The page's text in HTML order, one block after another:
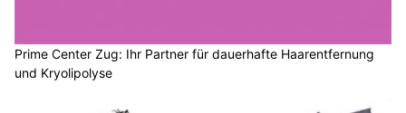
Prime Center Zug: Ihr Partner für dauerhafte Haarentfernung
und Kryolipolyse